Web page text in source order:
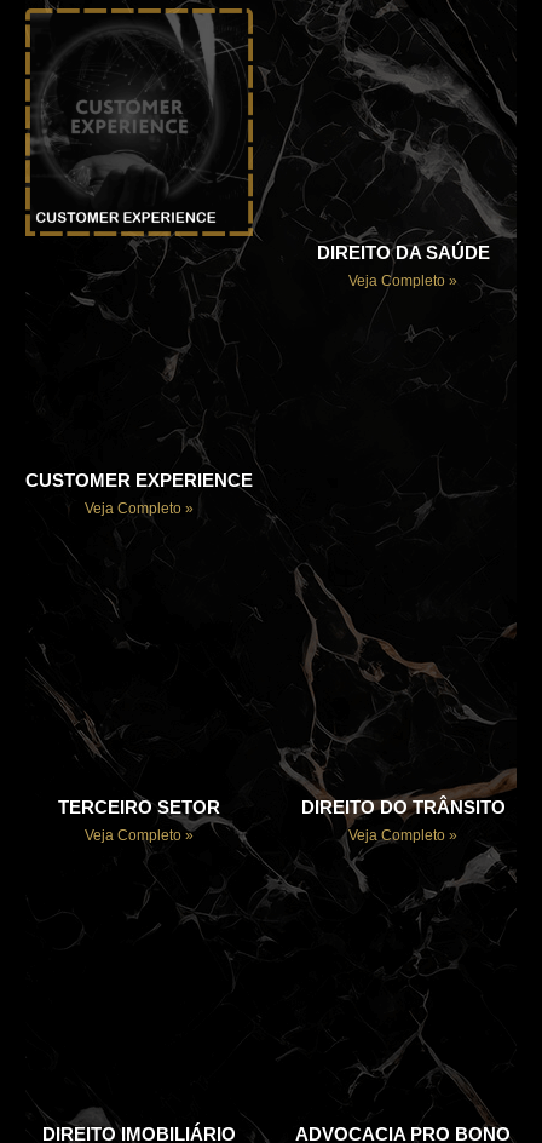
CUSTOMER EXPERIENCE
Veja Completo »
DIREITO DA SAÚDE
Veja Completo »
TERCEIRO SETOR
Veja Completo »
DIREITO DO TRÂNSITO
Veja Completo »
DIREITO IMOBILIÁRIO ADVOCACIA PRO BONO